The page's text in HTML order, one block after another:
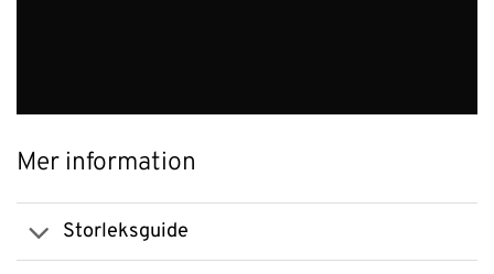
Mer information
Storleksguide